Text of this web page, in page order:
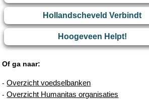
Hollandscheveld Verbindt
Hoogeveen Helpt!
Of ga naar:
-Overzicht voedselbanken
-Overzicht Humanitas organisaties